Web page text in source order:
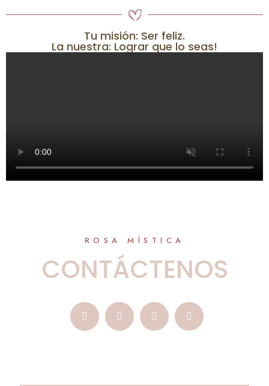
Tu misión: Ser feliz.
La nuestra: Lograr que lo seas!
ROSA MÍSTICA
CONTÁCTENOS